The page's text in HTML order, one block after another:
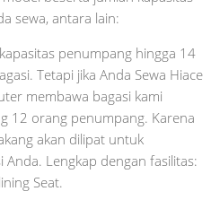
sewa, antara lain:
penumpang hingga 14
Tetapi jika Anda Sewa Hiace
membawa bagasi kami
12 orang penumpang. Karena
akan dilipat untuk
Lengkap dengan fasilitas:
Seat.